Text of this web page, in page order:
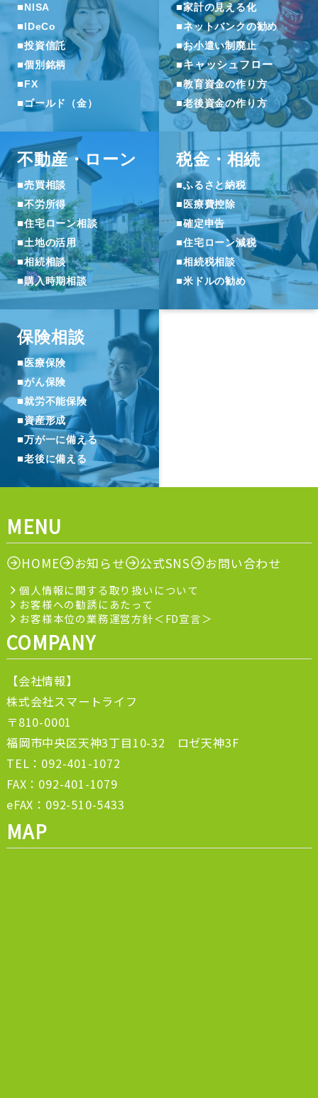
■ NISA
■ IDeCo
■投資信託
■個別銘柄
■FX
■ゴールド（金）
■家計の見える化
■ネットバンクの勧め
■お小遣い制廃止
■キャッシュフロー
■教育資金の作り方
■老後資金の作り方
不動産・ローン
■売買相談
■不労所得
■住宅ローン相談
■土地の活用
■相続相談
■購入時期相談
税金・相続
■ふるさと納税
■ 医療費控除
■確定申告
■住宅ローン減税
■相続税相談
■米ドルの勧め
保険相談
■医療保険
■がん保険
■就労不能保険
■資産形成
■万が一に備える
■老後に備える
MENU
HOME お知らせ 公式SNS お問い合わせ
個人情報に関する取り扱いについて
お客様への勧誘にあたって
お客様本位の業務運営方針＜FD宣言＞
COMPANY
【会社情報】
株式会社スマートライフ
〒810-0001
福岡市中央区天神3丁目10-32 ロゼ天神3F
TEL：092-401-1072
FAX：092-401-1079
eFAX：092-510-5433
MAP